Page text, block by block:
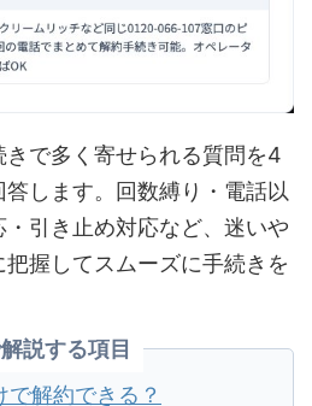
きで多く寄せられる質問を4
します。回数縛り・電話以
引き止め対応など、迷いや
握してスムーズに手続きを
説する項目
で解約できる？